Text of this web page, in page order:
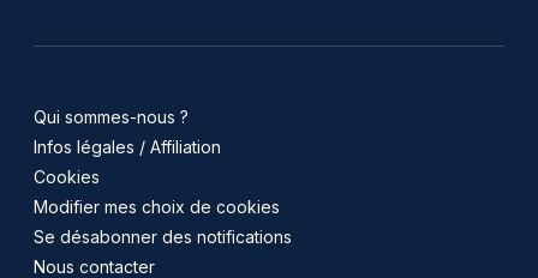
Qui sommes-nous ?
Infos légales / Affiliation
Cookies
Modifier mes choix de cookies
Se désabonner des notifications
Nous contacter